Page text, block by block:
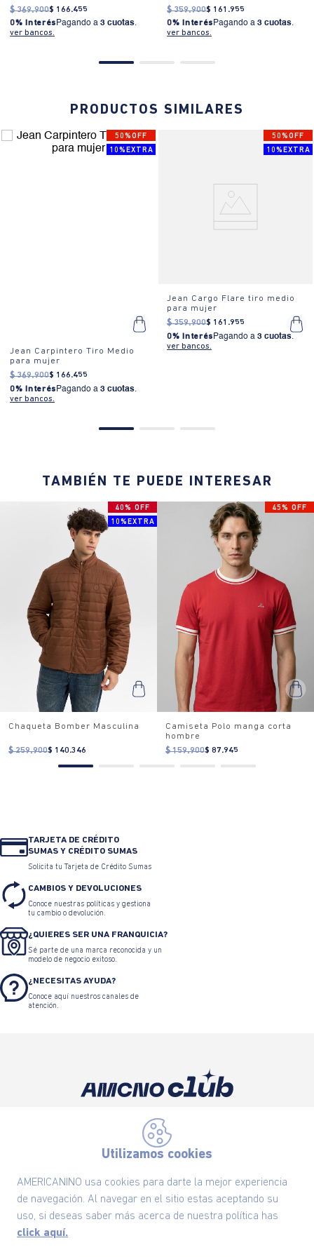
Utilizamos cookies
AMERICANINO usa cookies para darte la mejor experiencia
de navegación. Al navegar en el sitio estas aceptando su
uso, si deseas saber más acerca de nuestra política has
click aquí.
$ 369.900$ 166.455
0% Interés Pagando a 3 cuotas.
ver bancos.
$ 359.900$ 161 .955
0% Interés Pagando a 3 cuotas.
ver bancos.
PRODUCTOS SIMILARES
50%OFF
10%EXTRA
Jean Carpintero Tiro Medio
para mujer
$ 369.900$ 166.455
0% Interés Pagando a 3 cuotas.
ver bancos.
50%OFF
10%EXTRA
Jean Cargo Flare tiro medio
para mujer
$ 359.900$ 161 .955
0% Interés Pagando a 3 cuotas.
ver bancos.
TAMBIÉN TE PUEDE INTERESAR
40% OFF
10%EXTRA
Chaqueta Bomber Masculina
$ 259.900$ 140.346
45% OFF
Camiseta Polo manga corta
hombre
$ 159.900$ 87.945
TARJETA DE CRÉDITO
SUMAS Y CRÉDITO SUMAS
Solicita tu Tarjeta de Crédito Sumas
CAMBIOS Y DEVOLUCIONES
Conoce nuestras políticas y gestiona
tu cambio o devolución.
¿QUIERES SER UNA FRANQUICIA?
Sé parte de una marca reconocida y un
modelo de negocio exitoso.
¿NECESITAS AYUDA?
Conoce aquí nuestros canales de
atención.
Suscríbete ahora nuestro Newsletter y recibe
las ofertas exclusivas y lo último en moda
Nuestra Marca